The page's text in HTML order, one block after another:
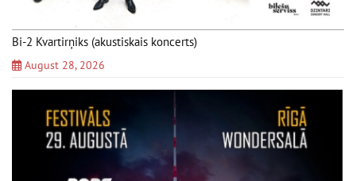
Bi-2 Kvartirņiks (akustiskais koncerts)
August 28, 2026